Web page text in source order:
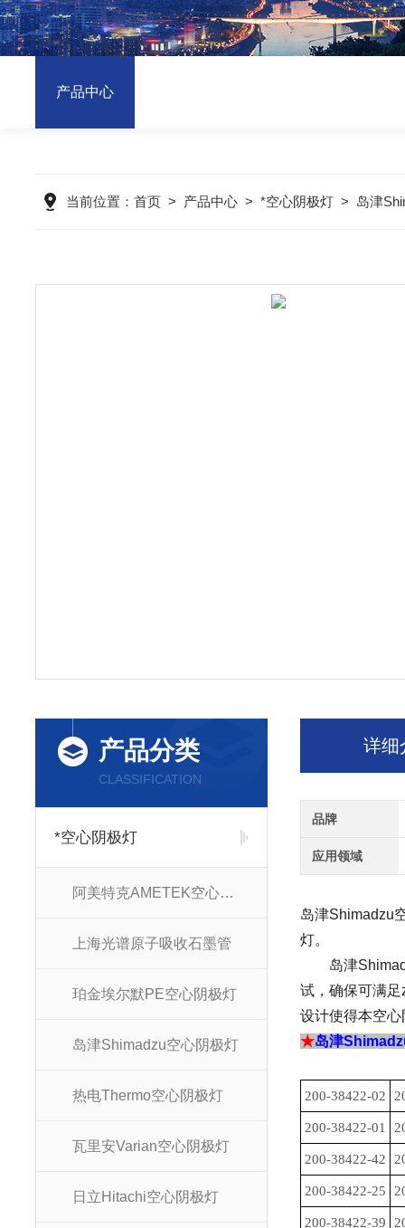
产品中心
当前位置： 首页 > 产品中心 > *空心阴极灯 > 岛津
产品分类
CLASSIFICATION
*空心阴极灯
阿美特克AMETEK空心阴极灯
上海光谱原子吸收石墨管
珀金埃尔默PE空心阴极灯
岛津Shimadzu空心阴极灯
热电Thermo空心阴极灯
瓦里安Varian空心阴极灯
日立Hitachi空心阴极灯
详细
品牌
应用领域
岛津Shimadzu
灯。
岛津
试，确保可满
设计使得本空心
★岛津
200-38422-02
200-38422-01
200-38422-42
200-38422-25
200-38422-39